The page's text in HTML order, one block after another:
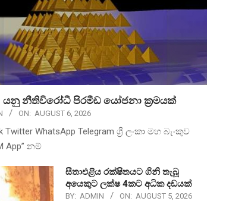
යනු නීතිවිරෝධී පිරමීඩ යෝජනා ක්‍රමයක්
ON: AUGUST 6, 2026
Twitter WhatsApp Telegram ශ්‍රී ලංකා මහ බැංකුව
App” නම්
සීතාඑළිය රක්ෂිතයට ගිනි තැබූ
අයෙකුට ලක්ෂ 4කට අධික දඩයක්
BY: ADMIN ON: AUGUST 5, 2026